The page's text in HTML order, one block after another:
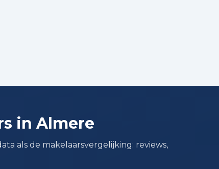
in Almere
als de makelaarsvergelijking: reviews,